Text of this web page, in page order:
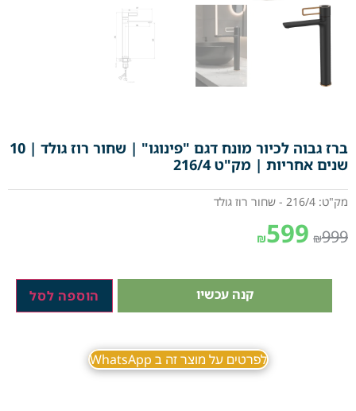
ברז גבוה לכיור מונח דגם "פינוגו" | שחור רוז גולד | 10
שנים אחריות | מק"ט 216/4
מק"ט: 216/4 - שחור רוז גולד
₪999
₪599
קנה עכשיו הוספה לסל
לפרטים על מוצר זה ב WhatsApp